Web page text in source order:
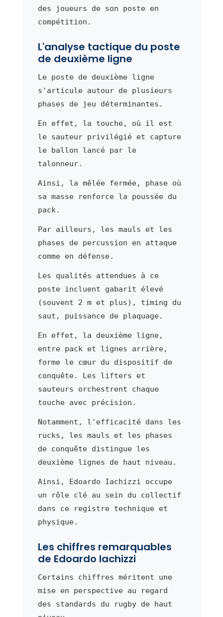
des joueurs de son poste en
compétition.
L'analyse tactique du poste
de deuxième ligne
Le poste de deuxième ligne
s'articule autour de plusieurs
phases de jeu déterminantes.
En effet, la touche, où il est
le sauteur privilégié et capture
le ballon lancé par le
talonneur.
Ainsi, la mêlée fermée, phase où
sa masse renforce la poussée du
pack.
Par ailleurs, les mauls et les
phases de percussion en attaque
comme en défense.
Les qualités attendues à ce
poste incluent gabarit élevé
(souvent 2 m et plus), timing du
saut, puissance de plaquage.
En effet, la deuxième ligne,
entre pack et lignes arrière,
forme le cœur du dispositif de
conquête. Les lifters et
sauteurs orchestrent chaque
touche avec précision.
Notamment, l'efficacité dans les
rucks, les mauls et les phases
de conquête distingue les
deuxième lignes de haut niveau.
Ainsi, Edoardo Iachizzi occupe
un rôle clé au sein du collectif
dans ce registre technique et
physique.
Les chiffres remarquables
de Edoardo Iachizzi
Certains chiffres méritent une
mise en perspective au regard
des standards du rugby de haut